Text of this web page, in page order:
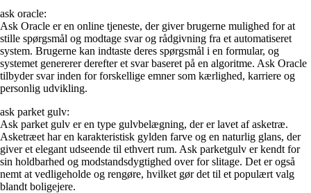
ask oracle:
Ask Oracle er en online tjeneste, der giver brugerne mulighed for at
stille spørgsmål og modtage svar og rådgivning fra et automatiseret
system. Brugerne kan indtaste deres spørgsmål i en formular, og
systemet genererer derefter et svar baseret på en algoritme. Ask Oracle
tilbyder svar inden for forskellige emner som kærlighed, karriere og
personlig udvikling.
ask parket gulv:
Ask parket gulv er en type gulvbelægning, der er lavet af asketræ.
Asketræet har en karakteristisk gylden farve og en naturlig glans, der
giver et elegant udseende til ethvert rum. Ask parketgulv er kendt for
sin holdbarhed og modstandsdygtighed over for slitage. Det er også
nemt at vedligeholde og rengøre, hvilket gør det til et populært valg
blandt boligejere.